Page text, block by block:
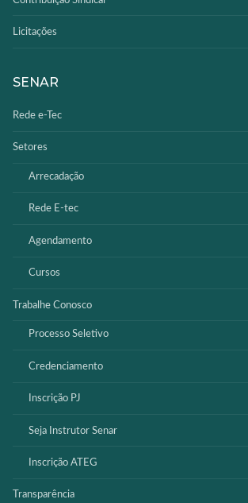
Licitações
SENAR
Rede e-Tec
Setores
Arrecadação
Rede E-tec
Agendamento
Cursos
Trabalhe Conosco
Processo Seletivo
Credenciamento
Inscrição PJ
Seja Instrutor Senar
Inscrição ATEG
Transparência